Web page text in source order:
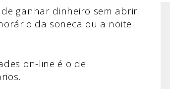
ganhar dinheiro sem abrir
da soneca ou a noite
on-line é o de